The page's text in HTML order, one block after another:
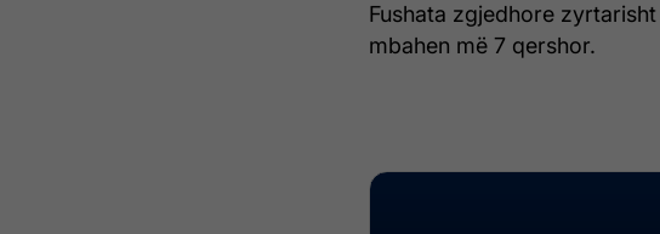
Fushata zgjedhore
mbahen më 7 qershor.